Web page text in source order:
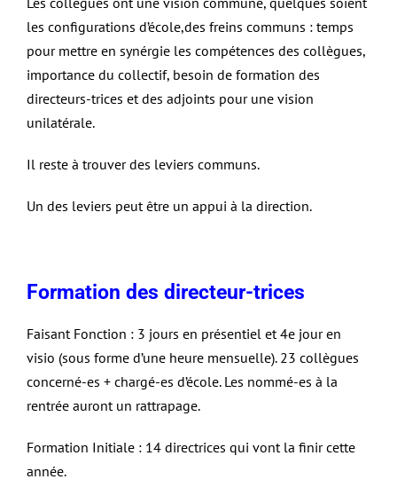
les configurations d’école,des freins communs : temps
pour mettre en synérgie les compétences des collègues,
importance du collectif, besoin de formation des
directeurs-trices et des adjoints pour une vision
unilatérale.
Il reste à trouver des leviers communs.
Un des leviers peut être un appui à la direction.
Formation des directeur-trices
Faisant Fonction : 3 jours en présentiel et 4e jour en
visio (sous forme d’une heure mensuelle). 23 collègues
concerné-es + chargé-es d’école. Les nommé-es à la
rentrée auront un rattrapage.
Formation Initiale : 14 directrices qui vont la finir cette
année.